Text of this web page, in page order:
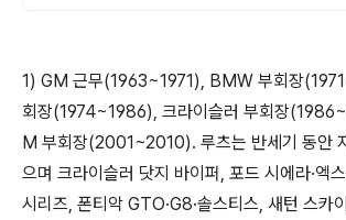
1) GM 근무(1963~1971), BMW 부회장
회장(1974~1986), 크라이슬러 부회장
M 부회장(2001~2010). 루츠는 반세기 동안
으며 크라이슬러 닷지 바이퍼, 포드 시에라·엑
시리즈, 폰티악 GTO·G8·솔스티스, 새턴 스카